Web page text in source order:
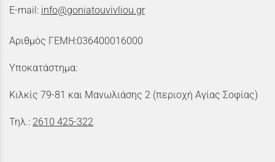
E-mail: info@goniatouvivliou.gr
Αριθμός ΓΕΜΗ:036400016000
Υποκατάστημα:
Κιλκίς 79-81 και Μανωλιάσης 2 (περιοχή Αγίας Σοφίας)
Τηλ.: 2610 425-322